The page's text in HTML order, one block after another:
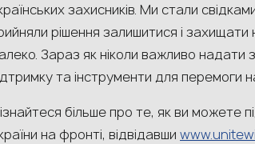
захисників. Ми стали
рішення залишитися і
Зараз як ніколи важливо надати
та інструменти для перемоги
більше про те, як ви можете
на фронті, відвідавши